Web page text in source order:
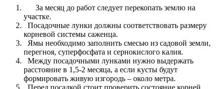
За месяц до работ следует перекопать землю на
участке.
Посадочные лунки должны соответствовать размеру
корневой системы саженца.
Ямы необходимо заполнить смесью из садовой земли,
перегноя, суперфосфата и сернокислого калия.
Между посадочными лунками нужно выдержать
расстояние в 1,5-2 месяца, а если кусты будут
формировать живую изгородь – около метра.